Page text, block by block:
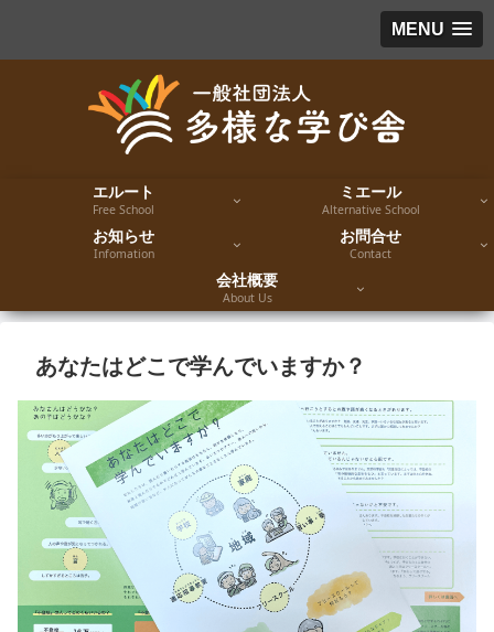
MENU
エルート
Free School
ミエール
Alternative School
お知らせ
Infomation
お問合せ
Contact
会社概要
About Us
あなたはどこで学んでいますか？